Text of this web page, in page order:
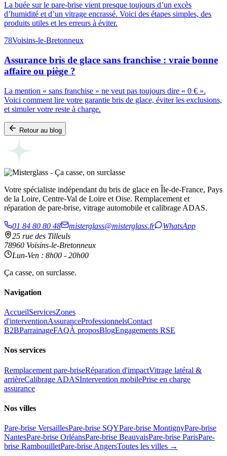
La buée sur le pare-brise vient presque toujours d’un excès
d’humidité et d’un vitrage encrassé. Voici des étapes simples, des
produits utiles et les erreurs à éviter.
78Voisins-le-Bretonneux
Assurance bris de glace sans franchise : vraie bonne
affaire ou piège ?
La mention « sans franchise » ne veut pas toujours dire « 0 € ».
Voici comment lire votre garantie bris de glace, éviter les exclusions,
et simuler votre reste à charge.
Retour au blog
Votre spécialiste indépendant du bris de glace en Île-de-France, Pays
de la Loire, Centre-Val de Loire et Oise. Remplacement et
réparation de pare-brise, vitrage automobile et calibrage ADAS.
01 84 80 80 48 misterglass@misterglass.fr
WhatsApp
25 rue des Tilleuls
78960 Voisins-le-Bretonneux
Lun-Ven : 8h00 - 20h00
Ça casse, on surclasse.
Navigation
AccueilServicesZones
d'interventionAssuranceProfessionnelsContact
B2BParrainageFAQÀ proposBlogEngagements RSE
Nos services
Remplacement pare-briseRéparation d'impactVitrage latéral &
arrièreCalibrage ADASIntervention mobilePrise en charge
assurance
Nos villes
Pare-brise VersaillesPare-brise SQYPare-brise MontignyPare-brise
NantesPare-brise OrléansPare-brise BeauvaisPare-brise ParisPare-
brise RambouilletPare-brise AngersToutes les villes →